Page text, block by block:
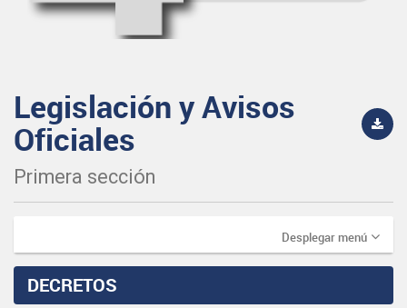
Legislación y Avisos
Oficiales
Primera sección
Desplegar menú
DECRETOS